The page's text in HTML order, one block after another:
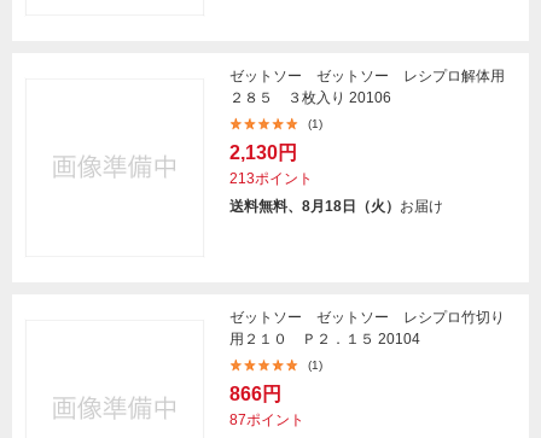
ゼットソー ゼットソー レシプロ解体用
２８５ ３枚入り 20106
(1)
2,130円
213ポイント
送料無料、8月18日（火） お届け
ゼットソー ゼットソー レシプロ竹切り
用２１０ Ｐ２．１５ 20104
(1)
866円
87ポイント